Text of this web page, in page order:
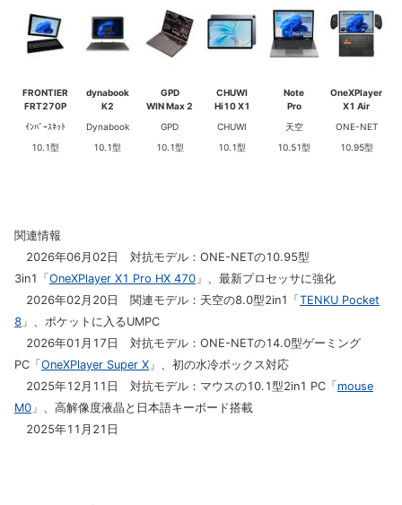
FRONTIER
FRT270P
ｲﾝﾊﾞｰｽﾈｯﾄ
10.1型
dynabook
K2
Dynabook
10.1型
GPD
WIN Max 2
GPD
10.1型
CHUWI
Hi10 X1
CHUWI
10.1型
Note
Pro
天空
10.51型
OneXPlayer
X1 Air
ONE-NET
10.95型
関連情報
2026年06月02日 対抗モデル：ONE-NETの10.95型
3in1「 OneXPlayer X1 Pro HX 470 」、最新プロセッサに強化
2026年02月20日 関連モデル：天空の8.0型2in1「 TENKU Pocket
8 」、ポケットに入るUMPC
2026年01月17日 対抗モデル：ONE-NETの14.0型ゲーミング
PC「 OneXPlayer Super X 」、初の水冷ボックス対応
2025年12月11日 対抗モデル：マウスの10.1型2in1 PC「 mouse
M0 」、高解像度液晶と日本語キーボード搭載
2025年11月21日